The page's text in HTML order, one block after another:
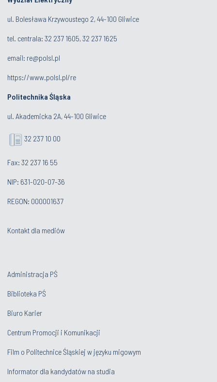
ul. Bolesława Krzywoustego 2, 44-100 Gliwice
tel. centrala: 32 237 1605, 32 237 1625
email: re@polsl.pl
https://www.polsl.pl/re
Politechnika Śląska
ul. Akademicka 2A, 44-100 Gliwice
32 237 10 00
Fax: 32 237 16 55
NIP: 631-020-07-36
REGON: 000001637
Kontakt dla mediów
Administracja PŚ
Biblioteka PŚ
Biuro Karier
Centrum Promocji i Komunikacji
Film o Politechnice Śląskiej w języku migowym
Informator dla kandydatów na studia